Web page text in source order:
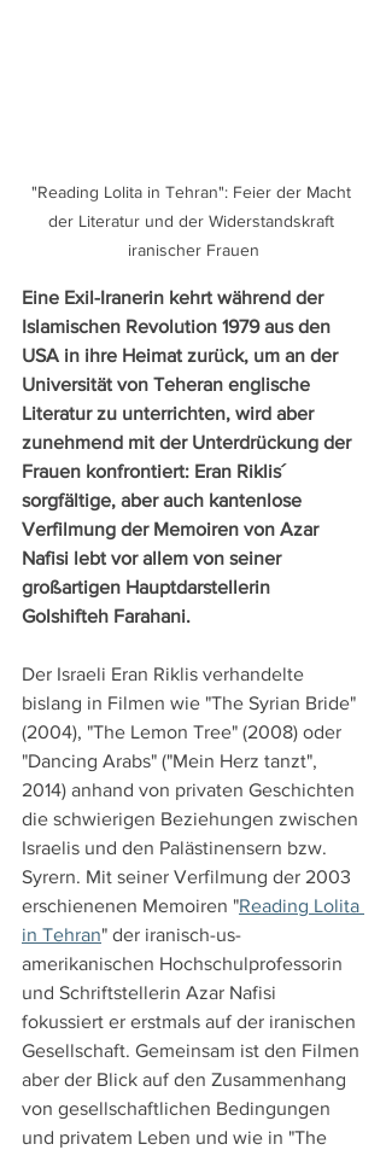
"Reading Lolita in Tehran": Feier der Macht
der Literatur und der Widerstandskraft
iranischer Frauen
Eine Exil-Iranerin kehrt während der
Islamischen Revolution 1979 aus den
USA in ihre Heimat zurück, um an der
Universität von Teheran englische
Literatur zu unterrichten, wird aber
zunehmend mit der Unterdrückung der
Frauen konfrontiert: Eran Riklis´
sorgfältige, aber auch kantenlose
Verfilmung der Memoiren von Azar
Nafisi lebt vor allem von seiner
großartigen Hauptdarstellerin
Golshifteh Farahani.
Der Israeli Eran Riklis verhandelte
bislang in Filmen wie "The Syrian Bride"
(2004), "The Lemon Tree" (2008) oder
"Dancing Arabs" ("Mein Herz tanzt",
2014) anhand von privaten Geschichten
die schwierigen Beziehungen zwischen
Israelis und den Palästinensern bzw.
Syrern. Mit seiner Verfilmung der 2003
erschienenen Memoiren "Reading Lolita
in Tehran" der iranisch-us-
amerikanischen Hochschulprofessorin
und Schriftstellerin Azar Nafisi
fokussiert er erstmals auf der iranischen
Gesellschaft. Gemeinsam ist den Filmen
aber der Blick auf den Zusammenhang
von gesellschaftlichen Bedingungen
und privatem Leben und wie in "The